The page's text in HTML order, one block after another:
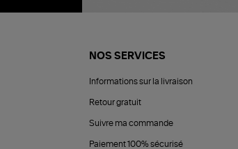
NOS SERVICES
Informations sur la livraison
Retour gratuit
Suivre ma commande
Paiement 100% sécurisé